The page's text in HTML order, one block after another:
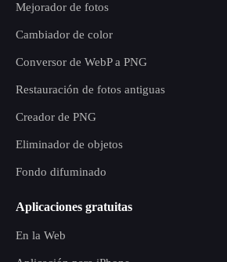
Mejorador de fotos
Cambiador de color
Conversor de WebP a PNG
Restauración de fotos antiguas
Creador de PNG
Eliminador de objetos
Fondo difuminado
Aplicaciones gratuitas
En la Web